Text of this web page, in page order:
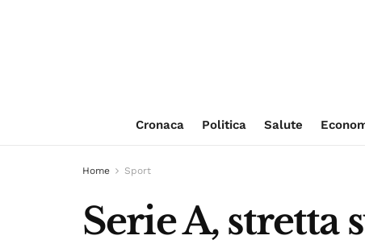
Cronaca Politica Salute
Home Sport
Serie A, stretta